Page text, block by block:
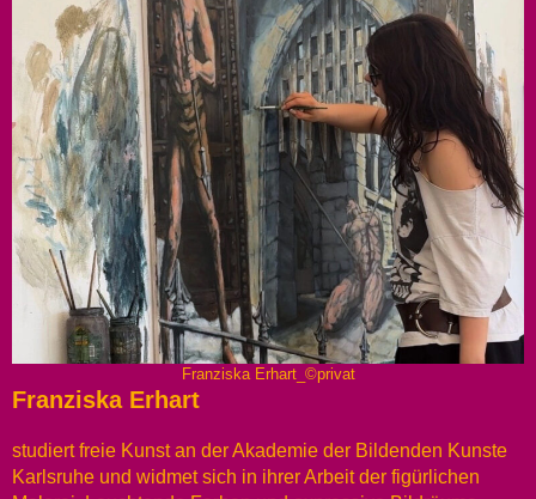
Franziska Erhart_©privat
Franziska Erhart
studiert freie Kunst an der Akademie der Bildenden Kunste
Karlsruhe und widmet sich in ihrer Arbeit der figürlichen